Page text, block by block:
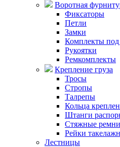
Воротная
Фиксаторы
Петли
Замки
Комплекты
Рукоятки
Ремкомплекты
Крепление груза
Тросы
Стропы
Талрепы
Кольца
Штанги
Стяжные ремни
Рейки
Лестницы